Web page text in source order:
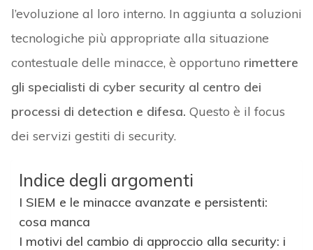
l’evoluzione al loro interno. In aggiunta a soluzioni
tecnologiche più appropriate alla situazione
contestuale delle minacce, è opportuno rimettere
gli specialisti di cyber security al centro dei
processi di detection e difesa. Questo è il focus
dei servizi gestiti di security.
Indice degli argomenti
I SIEM e le minacce avanzate e persistenti:
cosa manca
I motivi del cambio di approccio alla security: i